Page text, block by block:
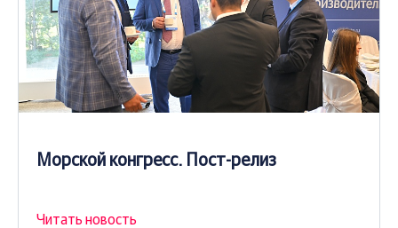
Морской конгресс. Пост-релиз
Читать новость